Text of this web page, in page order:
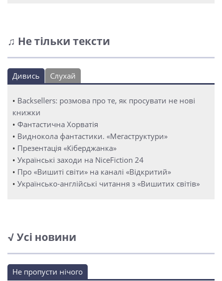
♫ Не тільки тексти
Дивись Слухай
• Backsellers: розмова про те, як просувати не нові
книжки
• Фантастична Хорватія
• Виднокола фантастики. «Мегаструктури»
• Презентація «Кіберджанка»
• Українські заходи на NiceFiction 24
• Про «Вишиті світи» на каналі «Відкритий»
• Українсько-англійські читання з «Вишитих світів»
√ Усі новини
Не пропусти нічого